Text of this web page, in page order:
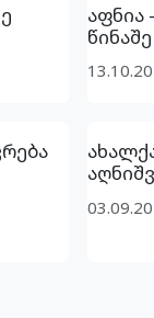
აფნია
წინაშე